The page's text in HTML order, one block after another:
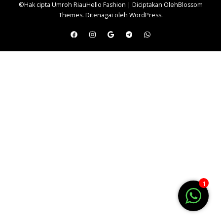
©Hak cipta Umroh RiauHello Fashion | Diciptakan OlehBlossom
Themes. Ditenagai oleh WordPress.
1